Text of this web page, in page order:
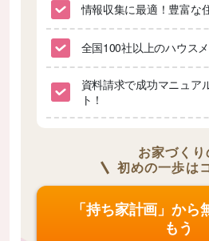
情報収集に最適！豊富な
全国100社以上のハウス
資料請求で成功マニュア
ト！
お家づくり
初めの一歩は
「持ち家計画」から
もう